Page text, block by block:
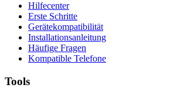
Hilfecenter
Erste Schritte
Gerätekompatibilität
Installationsanleitung
Häufige Fragen
Kompatible Telefone
Tools